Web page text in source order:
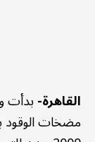
القاهرة-بدأت
مضخات الوقود